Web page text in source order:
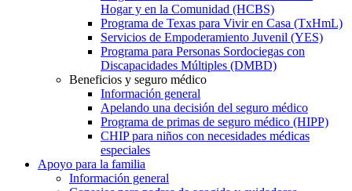
Hogar y en la Comunidad (HCBS)
Programa de Texas para Vivir en Casa (TxHmL)
Servicios de Empoderamiento Juvenil (YES)
Programa para Personas Sordociegas con
Discapacidades Múltiples (DMBD)
Beneficios y seguro médico
Información general
Apelando una decisión del seguro médico
Programa de primas de seguro médico (HIPP)
CHIP para niños con necesidades médicas
especiales
Apoyo para la familia
Información general